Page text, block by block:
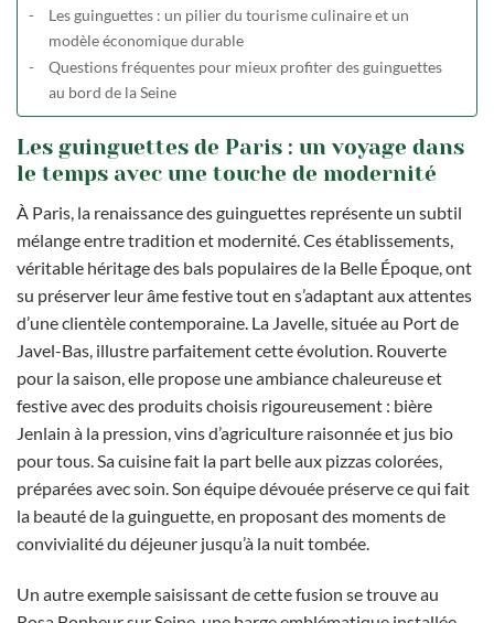
Les guinguettes : un pilier du tourisme culinaire et un
modèle économique durable
Questions fréquentes pour mieux profiter des guinguettes
au bord de la Seine
Les guinguettes de Paris : un voyage dans
le temps avec une touche de modernité
À Paris, la renaissance des guinguettes représente un subtil
mélange entre tradition et modernité. Ces établissements,
véritable héritage des bals populaires de la Belle Époque, ont
su préserver leur âme festive tout en s’adaptant aux attentes
d’une clientèle contemporaine. La Javelle, située au Port de
Javel-Bas, illustre parfaitement cette évolution. Rouverte
pour la saison, elle propose une ambiance chaleureuse et
festive avec des produits choisis rigoureusement : bière
Jenlain à la pression, vins d’agriculture raisonnée et jus bio
pour tous. Sa cuisine fait la part belle aux pizzas colorées,
préparées avec soin. Son équipe dévouée préserve ce qui fait
la beauté de la guinguette, en proposant des moments de
convivialité du déjeuner jusqu’à la nuit tombée.
Un autre exemple saisissant de cette fusion se trouve au